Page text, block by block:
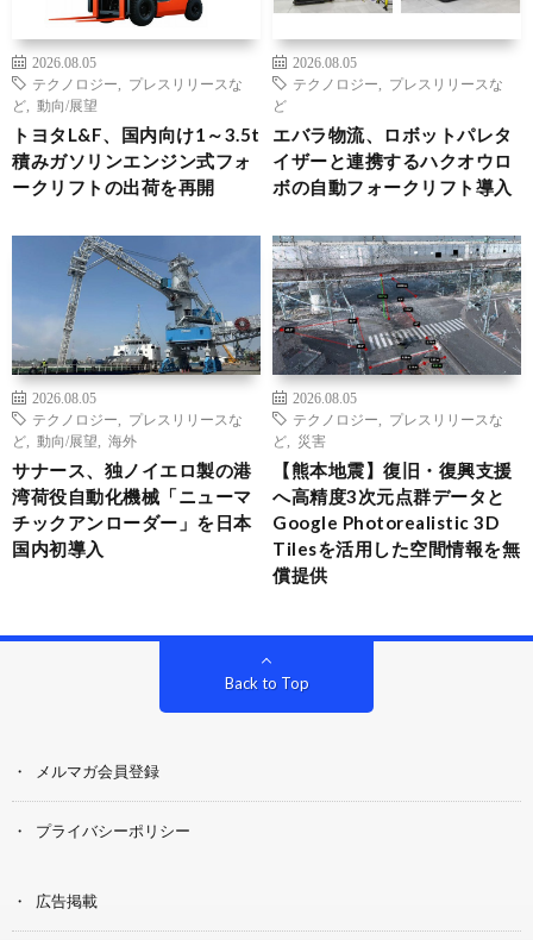
2026.08.05
テクノロジー
プレスリリースな
ど
動向/展望
トヨタL&F、国内向け1～3.5t
積みガソリンエンジン式フォ
ークリフトの出荷を再開
2026.08.05
テクノロジー
プレスリリースな
ど
エバラ物流、ロボットパレタ
イザーと連携するハクオウロ
ボの自動フォークリフト導入
2026.08.05
テクノロジー
プレスリリースな
ど
動向/展望 海外
サナース、独ノイエロ製の港
湾荷役自動化機械「ニューマ
チックアンローダー」を日本
国内初導入
2026.08.05
テクノロジー
プレスリリースな
ど
災害
【熊本地震】復旧・復興支援
へ高精度3次元点群データと
Google Photorealistic 3D
Tilesを活用した空間情報を無
償提供
Back to Top
メルマガ会員登録
プライバシーポリシー
広告掲載